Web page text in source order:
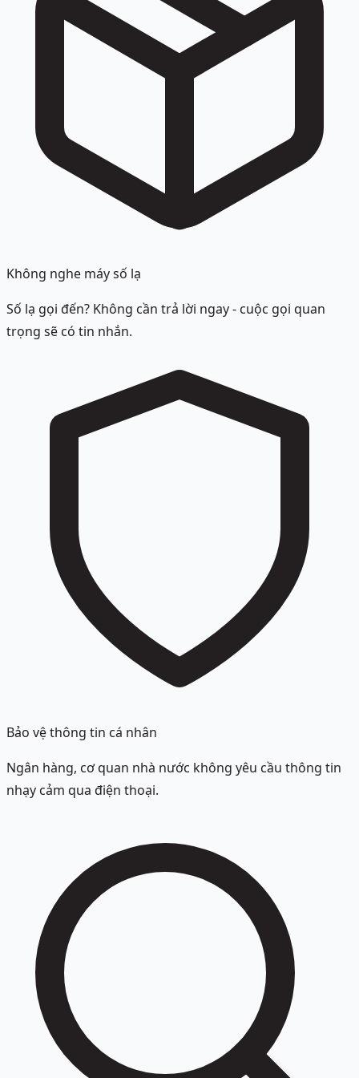
Không nghe máy số lạ
Số lạ gọi đến? Không cần trả lời ngay - cuộc gọi quan
trọng sẽ có tin nhắn.
Bảo vệ thông tin cá nhân
Ngân hàng, cơ quan nhà nước không yêu cầu thông tin
nhạy cảm qua điện thoại.